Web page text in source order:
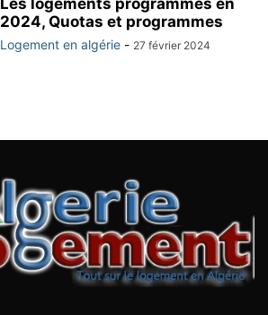
Les logements programmés en
2024, Quotas et programmes
Logement en algérie - 27 février 2024